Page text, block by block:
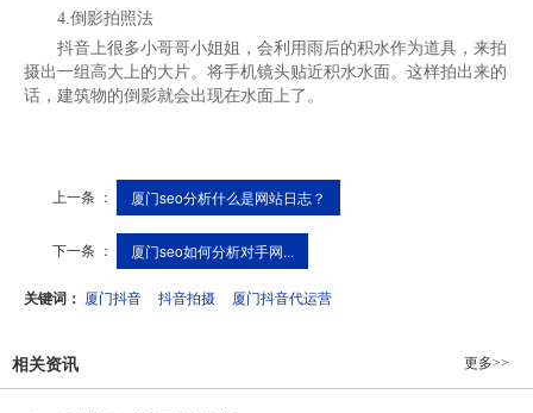
4.倒影拍照法
抖音上很多小哥哥小姐姐，会利用雨后的积水作为道具，来拍
摄出一组高大上的大片。将手机镜头贴近积水水面。这样拍出来的
话，建筑物的倒影就会出现在水面上了。
上一条 ： 厦门seo分析什么是网站日志？
下一条 ： 厦门seo如何分析对手网...
关键词： 厦门抖音 抖音拍摄 厦门抖音代运营
相关资讯 更多>>